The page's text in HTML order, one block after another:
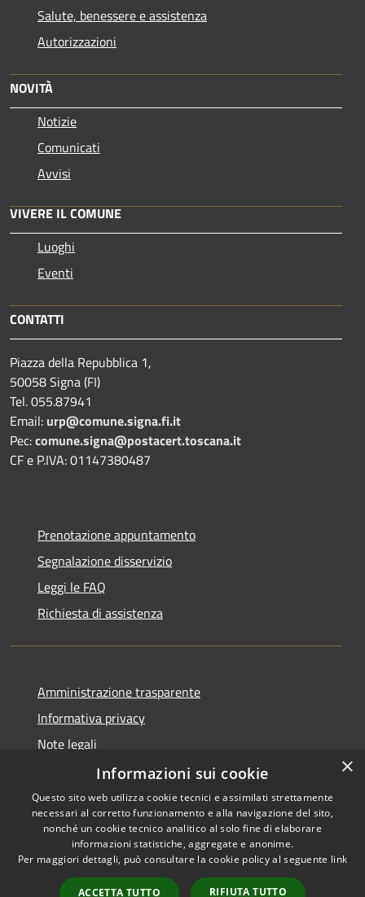
Salute, benessere e assistenza
Autorizzazioni
NOVITÀ
Notizie
Comunicati
Avvisi
VIVERE IL COMUNE
Luoghi
Eventi
CONTATTI
Piazza della Repubblica 1,
50058 Signa (FI)
Tel. 055.87941
Email: urp@comune.signa.fi.it
Pec:comune.signa@postacert.toscana.it
CF e P.IVA: 01147380487
Prenotazione appuntamento
Segnalazione disservizio
Leggi le FAQ
Richiesta di assistenza
Amministrazione trasparente
Informativa privacy
Note legali
Dichiarazione di accessibilità
RSS
Accessibilità
Copyright © 2026 • Comune di
Signa • Powered by
Municipium• Accesso
×
Informazioni sui cookie
Questo sito web utilizza cookie tecnici e assimilati strettamente
necessari al corretto funzionamento e alla navigazione del sito,
nonché un cookie tecnico analitico al solo fine di elaborare
informazioni statistiche, aggregate e anonime.
Per maggiori dettagli, può consultare la cookie policy al seguente link
ACCETTA TUTTO RIFIUTA TUTTO